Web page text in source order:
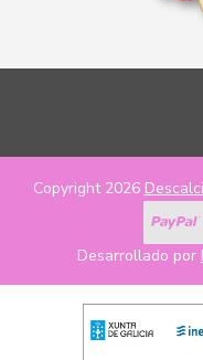
Copyright 2026
Desarrollado por